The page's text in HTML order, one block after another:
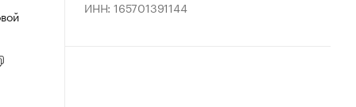
ИНН: 165701391144